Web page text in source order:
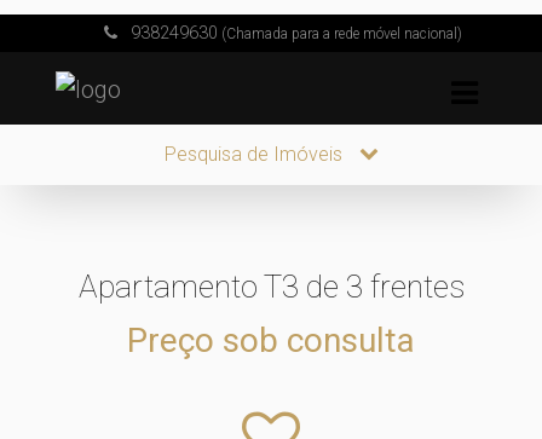
938249630 (Chamada para a rede móvel nacional)
Pesquisa de Imóveis
Apartamento T3 de 3 frentes
Preço sob consulta